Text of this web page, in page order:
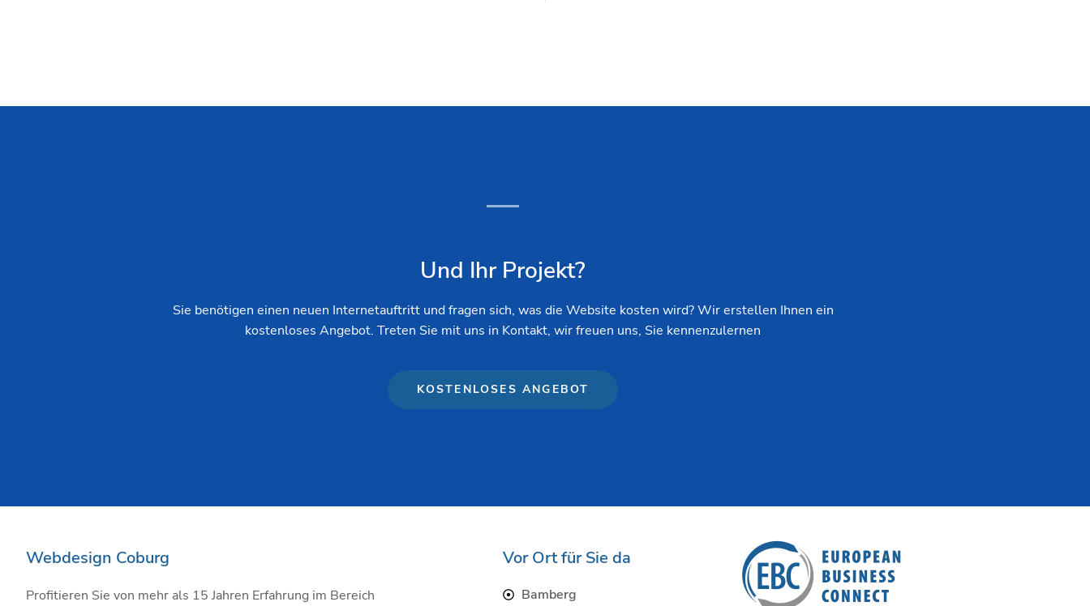
Und Ihr Projekt?
Sie benötigen einen neuen Internetauftritt und fragen sich, was die Website kosten wird? Wir erstellen Ihnen ein
kostenloses Angebot. Treten Sie mit uns in Kontakt, wir freuen uns, Sie kennenzulernen
KOSTENLOSES ANGEBOT
Webdesign Coburg
Profitieren Sie von mehr als 15 Jahren Erfahrung im Bereich
Vor Ort für Sie da
Bamberg